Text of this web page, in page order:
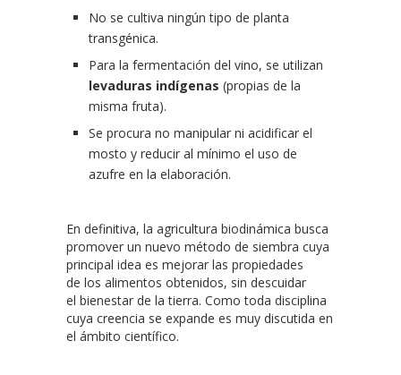
No se cultiva ningún tipo de planta
transgénica.
Para la fermentación del vino, se utilizan
levaduras indígenas (propias de la
misma fruta).
Se procura no manipular ni acidificar el
mosto y reducir al mínimo el uso de
azufre en la elaboración.
En definitiva, la agricultura biodinámica busca
promover un nuevo método de siembra cuya
principal idea es mejorar las propiedades
de los alimentos obtenidos, sin descuidar
el bienestar de la tierra. Como toda disciplina
cuya creencia se expande es muy discutida en
el ámbito científico.